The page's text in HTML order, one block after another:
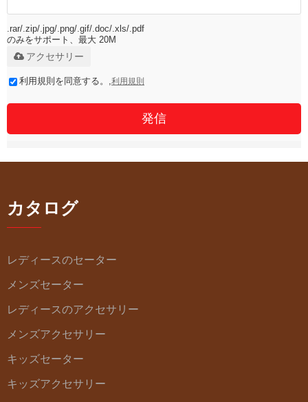
.rar/.zip/.jpg/.png/.gif/.doc/.xls/.pdf
のみをサポート、最大 20M
アクセサリー
利用規則を同意する。,利用規則
発信
カタログ
レディースのセーター
メンズセーター
レディースのアクセサリー
メンズアクセサリー
キッズセーター
キッズアクセサリー